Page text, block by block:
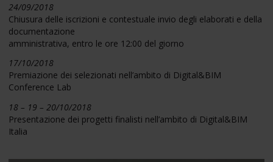
24/09/2018
Chiusura delle iscrizioni e contestuale invio degli elaborati e della
documentazione
amministrativa, entro le ore 12:00 del giorno
17/10/2018
Premiazione dei selezionati nell’ambito di Digital&BIM
Conference Lab
18 – 19 – 20/10/2018
Presentazione dei progetti finalisti nell’ambito di Digital&BIM
Italia